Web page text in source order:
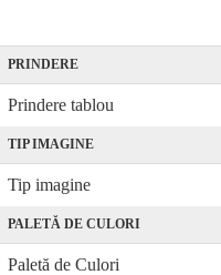
PRINDERE
Prindere tablou
TIP IMAGINE
Tip imagine
PALETĂ DE CULORI
Paletă de Culori